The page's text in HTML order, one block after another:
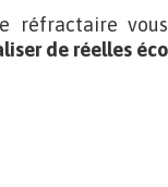
réfractaire
de réelles